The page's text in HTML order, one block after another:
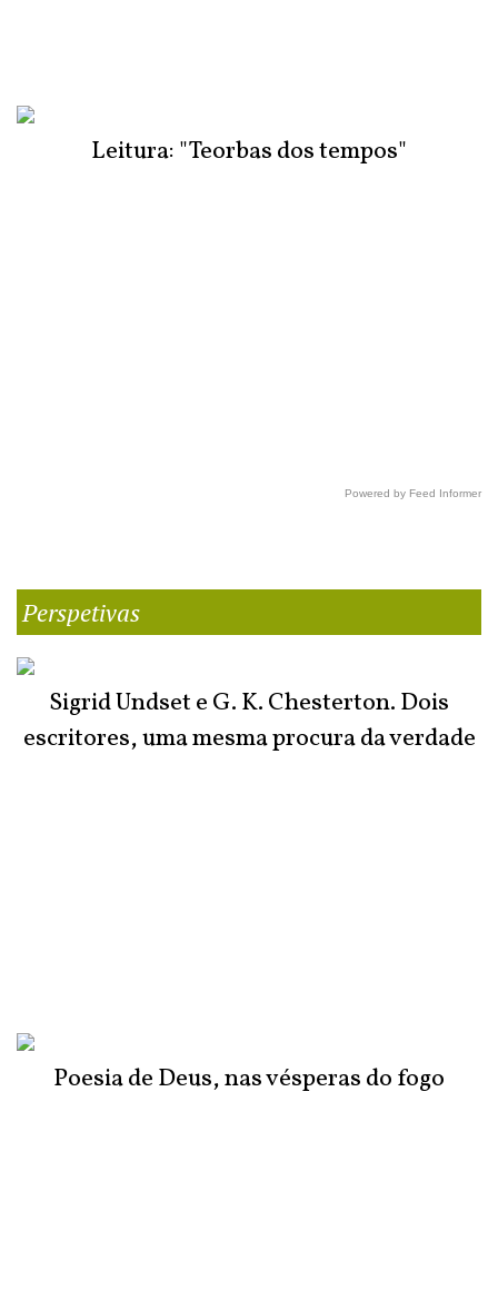
Leitura: "Teorbas dos tempos"
Powered by Feed Informer
Perspetivas
Sigrid Undset e G. K. Chesterton. Dois
escritores, uma mesma procura da verdade
Poesia de Deus, nas vésperas do fogo